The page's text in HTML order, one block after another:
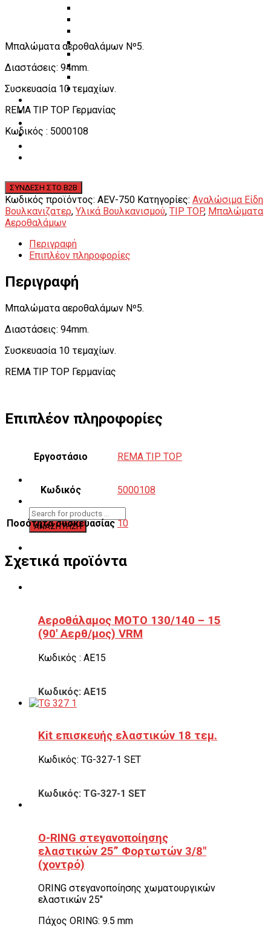
Εργαλεία Χειρός
Εργαλεία φρένων
Εργαλεία χειρός συνεργείου
Αναλώσιμα Είδη Συνεργείου
DOWNLOADS
ΕΠΙΚΟΙΝΩΝΙΑ
Μπαλώματα αεροθαλάμων Nº5.
Διαστάσεις: 94mm.
Συσκευασία 10 τεμαχίων.
REMA TIP TOP Γερμανίας
Κωδικός : 5000108
Κωδικός προϊόντος: AEV-750 Κατηγορίες: Αναλώσιμα Είδη
Βουλκανιζατερ, Υλικά Βουλκανισμού, TIP TOP, Μπαλώματα
Αεροθαλάμων
Περιγραφή
Επιπλέον πληροφορίες
Περιγραφή
Μπαλώματα αεροθαλάμων Nº5.
Διαστάσεις: 94mm.
Συσκευασία 10 τεμαχίων.
REMA TIP TOP Γερμανίας
Επιπλέον πληροφορίες
Εργοστάσιο REMA TIP TOP
Κωδικός 5000108
Ποσότητα συσκευασίας 10
Σχετικά προϊόντα
Αεροθάλαμος ΜΟΤΟ 130/140 – 15
(90′ Αερθ/μος) VRM
Κωδικός : ΑΕ15
Κωδικός: ΑΕ15
Kit επισκευής ελαστικών 18 τεμ.
Κωδικός: TG-327-1 SET
Κωδικός: TG-327-1 SET
O-RING στεγανοποίησης
ελαστικών 25” Φορτωτών 3/8″
(χοντρό)
ORING στεγανοποίησης χωματουργικών
ελαστικών 25″
Πάχος ORING: 9.5 mm